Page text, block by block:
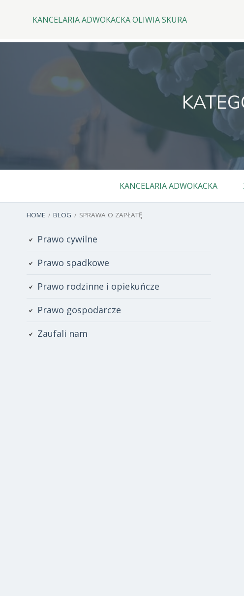
Menu
KANCELARIA ADWOKACKA OLIWIA SKURA
Menu
KANCELARIA ADWOKACKA
BREADCRUMBS
HOME BLOG SPRAWA O ZAPŁATĘ
Primary
Sidebar
Prawo cywilne
Prawo spadkowe
Prawo rodzinne i opiekuńcze
Prawo gospodarcze
Zaufali nam